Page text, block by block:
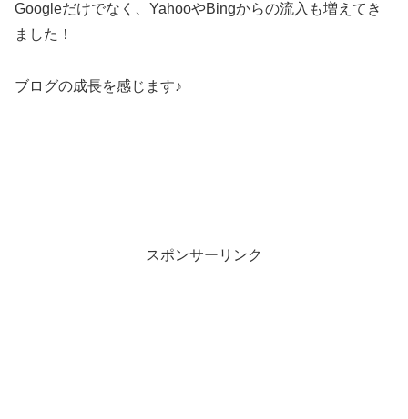
Googleだけでなく、YahooやBingからの流入も増えてき
ました！
ブログの成長を感じます♪
スポンサーリンク